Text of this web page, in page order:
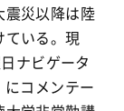
震災以降は陸
ている。現
ナビゲータ
コメンテー